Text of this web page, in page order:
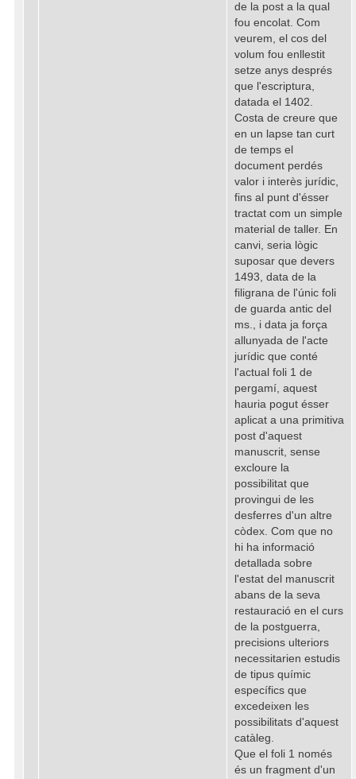
de la post a la qual
fou encolat. Com
veurem, el cos del
volum fou enllestit
setze anys després
que l'escriptura,
datada el 1402.
Costa de creure que
en un lapse tan curt
de temps el
document perdés
valor i interès jurídic,
fins al punt d'ésser
tractat com un simple
material de taller. En
canvi, seria lògic
suposar que devers
1493, data de la
filigrana de l'únic foli
de guarda antic del
ms., i data ja força
allunyada de l'acte
jurídic que conté
l'actual foli 1 de
pergamí, aquest
hauria pogut ésser
aplicat a una primitiva
post d'aquest
manuscrit, sense
excloure la
possibilitat que
provingui de les
desferres d'un altre
còdex. Com que no
hi ha informació
detallada sobre
l'estat del manuscrit
abans de la seva
restauració en el curs
de la postguerra,
precisions ulteriors
necessitarien estudis
de tipus químic
específics que
excedeixen les
possibilitats d'aquest
catàleg.
Que el foli 1 només
és un fragment d'un